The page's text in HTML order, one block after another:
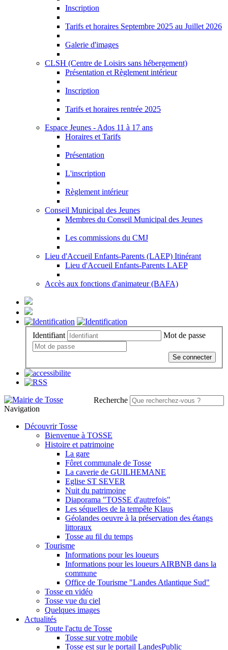
Inscription
Tarifs et horaires Septembre 2025 au Juillet 2026
Galerie d'images
CLSH (Centre de Loisirs sans hébergement)
Présentation et Règlement intérieur
Inscription
Tarifs et horaires rentrée 2025
Espace Jeunes - Ados 11 à 17 ans
Horaires et Tarifs
Présentation
L'inscription
Règlement intérieur
Conseil Municipal des Jeunes
Membres du Conseil Municipal des Jeunes
Les commissions du CMJ
Lieu d'Accueil Enfants-Parents (LAEP) Itinérant
Lieu d'Accueil Enfants-Parents LAEP
Accès aux fonctions d'animateur (BAFA)
Identifiant Mot de passe
Se connecter
Recherche
Navigation
Découvrir Tosse
Bienvenue à TOSSE
Histoire et patrimoine
La gare
Fôret communale de Tosse
La caverie de GUILHEMANE
Eglise ST SEVER
Nuit du patrimoine
Diaporama "TOSSE d'autrefois"
Les séquelles de la tempête Klaus
Géolandes oeuvre à la préservation des étangs
littoraux
Tosse au fil du temps
Tourisme
Informations pour les loueurs
Informations pour les loueurs AIRBNB dans la
commune
Office de Tourisme "Landes Atlantique Sud"
Tosse en vidéo
Tosse vue du ciel
Quelques images
Actualités
Toute l'actu de Tosse
Tosse sur votre mobile
Tosse est sur le portail LandesPublic